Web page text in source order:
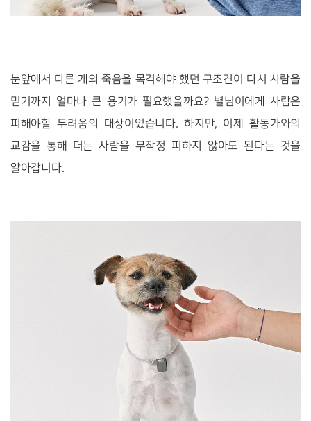
눈앞에서 다른 개의 죽음을 목격해야 했던 구조견이 다시 사람을
믿기까지 얼마나 큰 용기가 필요했을까요? 별님이에게 사람은
피해야할 두려움의 대상이었습니다. 하지만, 이제 활동가와의
교감을 통해 더는 사람을 무작정 피하지 않아도 된다는 것을
알아갑니다.